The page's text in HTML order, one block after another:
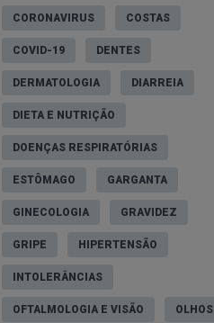
CORONAVIRUS COSTAS
COVID-19 DENTES
DERMATOLOGIA DIARREIA
DIETA E NUTRIÇÃO
DOENÇAS RESPIRATÓRIAS
ESTÔMAGO GARGANTA
GINECOLOGIA GRAVIDEZ
GRIPE HIPERTENSÃO
INTOLERÂNCIAS
OFTALMOLOGIA E VISÃO OLHOS